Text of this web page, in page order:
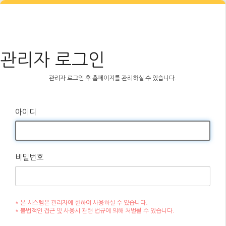
관리자 로그인
관리자 로그인 후 홈페이지를 관리하실 수 있습니다.
아이디
비밀번호
* 본 시스템은 관리자에 한하여 사용하실 수 있습니다.
* 불법적인 접근 및 사용시 관련 법규에 의해 처벌될 수 있습니다.